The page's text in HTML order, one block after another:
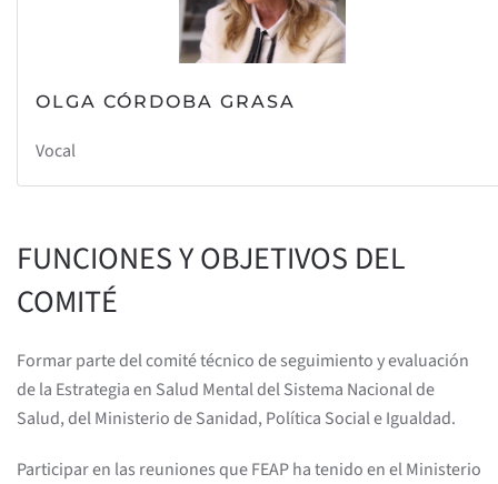
OLGA CÓRDOBA GRASA
Vocal
FUNCIONES Y OBJETIVOS DEL
COMITÉ
Formar parte del comité técnico de seguimiento y evaluación
de la Estrategia en Salud Mental del Sistema Nacional de
Salud, del Ministerio de Sanidad, Política Social e Igualdad.
Participar en las reuniones que FEAP ha tenido en el Ministerio